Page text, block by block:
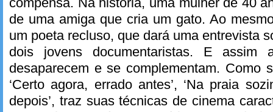
de uma amiga que cria um gato. Ao
um poeta recluso, que dará uma entrevista
dois jovens documentaristas. E assim
desaparecem e se complementam. Como
‘Certo agora, errado antes’, ‘Na praia
depois’, traz suas técnicas de cinema